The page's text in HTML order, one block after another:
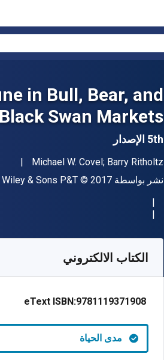
in Bull, Bear, and
Black Swan Markets
5th الإصدار
المؤلف (المؤلفون)
Michael W. Covel; Barry Ritholtz
الناشر
نشر بواسطة & Sons P&T
حقوق الطبع والنشر © 2017
9781119371908
الكتاب الالكتروني
eText ISBN:9781119371908
مدى الحياة